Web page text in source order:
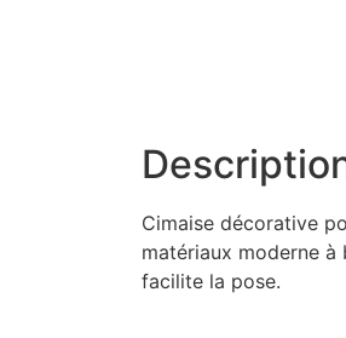
Cimaise décorative
matériaux moderne
facilite la pose.